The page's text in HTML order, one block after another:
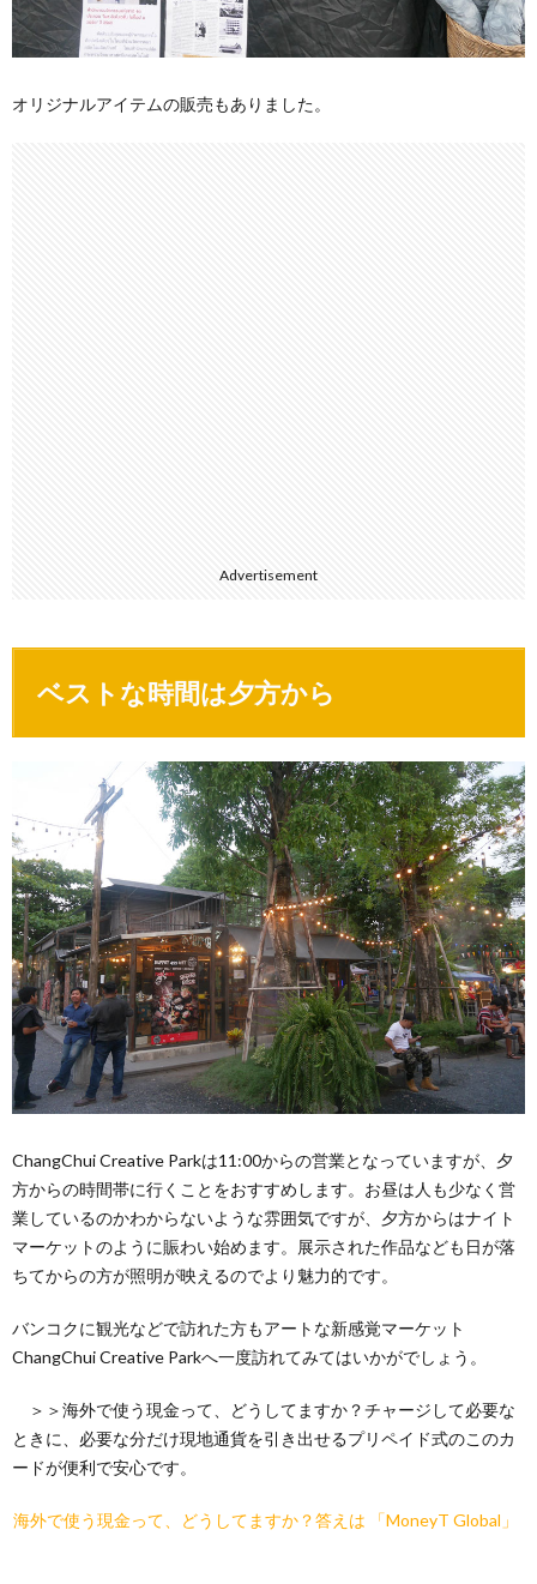
オリジナルアイテムの販売もありました。
Advertisement
ベストな時間は夕方から
ChangChui Creative Parkは11:00からの営業となっていますが、夕
方からの時間帯に行くことをおすすめします。お昼は人も少なく営
業しているのかわからないような雰囲気ですが、夕方からはナイト
マーケットのように賑わい始めます。展示された作品なども日が落
ちてからの方が照明が映えるのでより魅力的です。
バンコクに観光などで訪れた方もアートな新感覚マーケット
ChangChui Creative Parkへ一度訪れてみてはいかがでしょう。
＞＞海外で使う現金って、どうしてますか？チャージして必要な
ときに、必要な分だけ現地通貨を引き出せるプリペイド式のこのカ
ードが便利で安心です。
海外で使う現金って、どうしてますか？答えは 「MoneyT Global」